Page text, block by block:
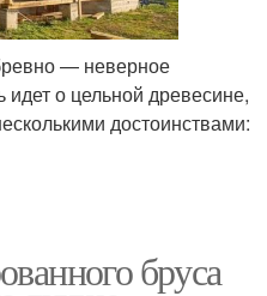
— неверное
идет о цельной древесине,
достоинствами:
бруса